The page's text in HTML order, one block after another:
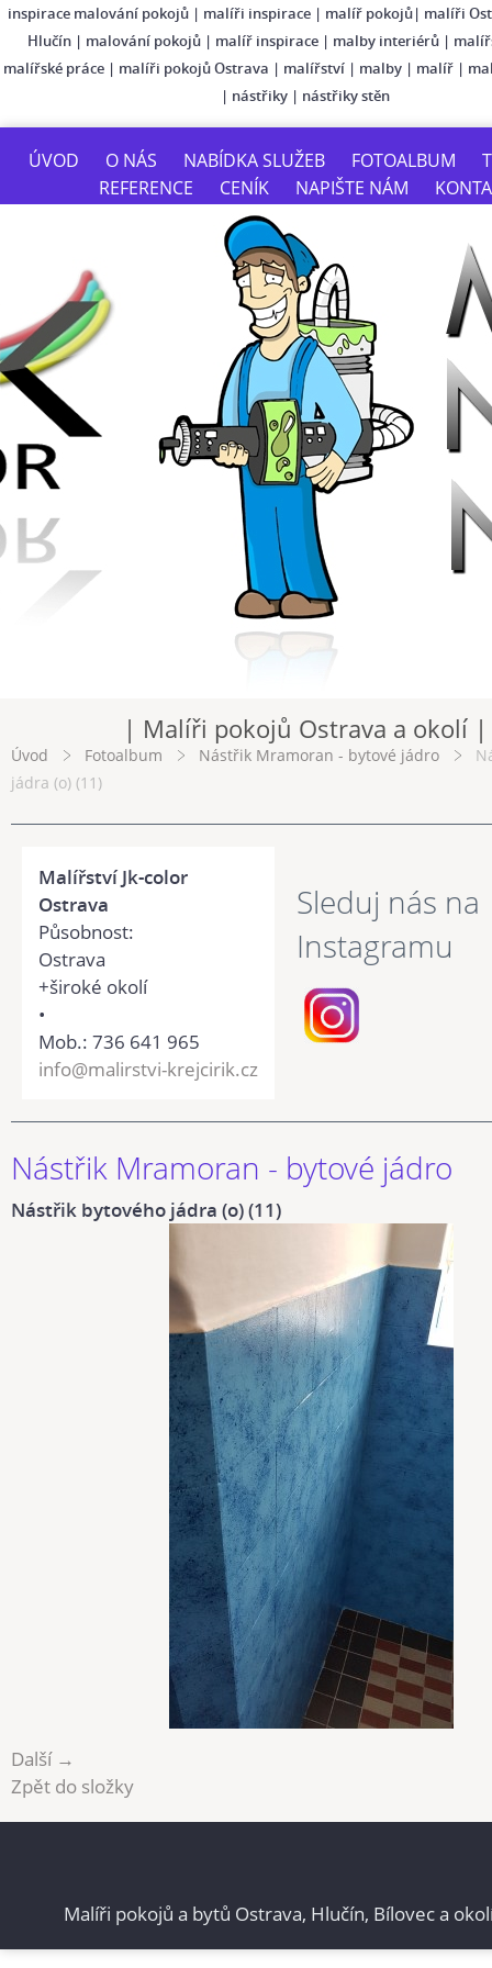
inspirace malování pokojů | malíři inspirace | malíř pokojů| malíři
Hlučín| malování pokojů| malíř inspirace| malby interiérů|
malířské práce | malíři pokojů Ostrava | malířství | malby | malíř |
| nástřiky | nástřiky stěn
ÚVOD O NÁS NABÍDKA SLUŽEB FOTOALBUM
REFERENCE
CENÍK NAPIŠTE NÁM
| Malíři pokojů Ostrava a okolí |
Úvod Fotoalbum Nástřik Mramoran - bytové jádro
jádra (o) (11)
Malířství Jk-color
Ostrava
Působnost:
Ostrava
+široké okolí
•
Mob.: 736 641 965
info@malirstvi-krejcirik.cz
Sleduj nás na
Instagramu
Nástřik Mramoran - bytové jádro
Nástřik bytového jádra (o) (11)
Další →
Zpět do složky
Malíři pokojů a bytů Ostrava, Hlučín, Bílovec a